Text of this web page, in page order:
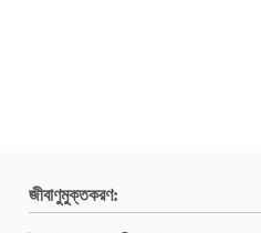
জীবাণুমুক্তকরণ: